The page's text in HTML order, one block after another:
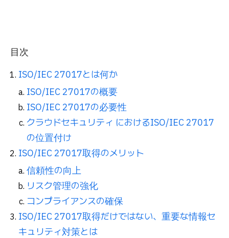
目次
ISO/IEC 27017とは何か
ISO/IEC 27017の概要
ISO/IEC 27017の必要性
クラウドセキュリティ におけるISO/IEC 27017
の位置付け
ISO/IEC 27017取得のメリット
信頼性の向上
リスク管理の強化
コンプライアンスの確保
ISO/IEC 27017取得だけではない、重要な情報セ
キュリティ対策とは